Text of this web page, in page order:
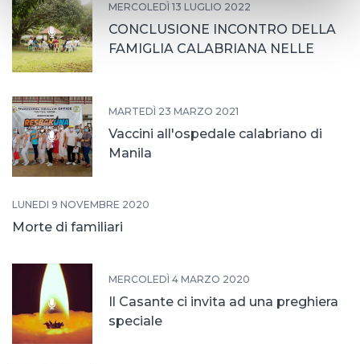
MERCOLEDÌ 13 LUGLIO 2022
CONCLUSIONE INCONTRO DELLA
FAMIGLIA CALABRIANA NELLE
MARTEDÌ 23 MARZO 2021
Vaccini all'ospedale calabriano di
Manila
LUNEDÌ 9 NOVEMBRE 2020
Morte di familiari
MERCOLEDÌ 4 MARZO 2020
Il Casante ci invita ad una preghiera
speciale